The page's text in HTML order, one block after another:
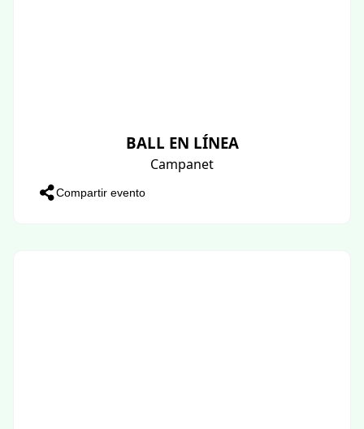
BALL EN LÍNEA
Campanet
Compartir evento